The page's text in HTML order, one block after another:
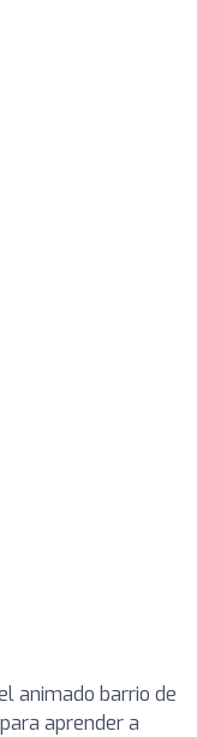
animado barrio de
aprender a